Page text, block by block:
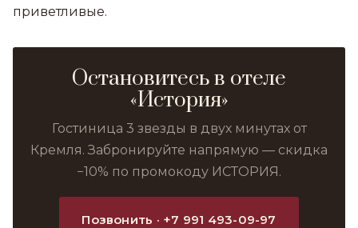
приветливые.
Остановитесь в отеле
«История»
Гостиница 3 звезды в двух минутах от
Кремля. Забронируйте напрямую — скидка
−10% по промокоду ИСТОРИЯ.
Позвонить · +7 991 493-09-97